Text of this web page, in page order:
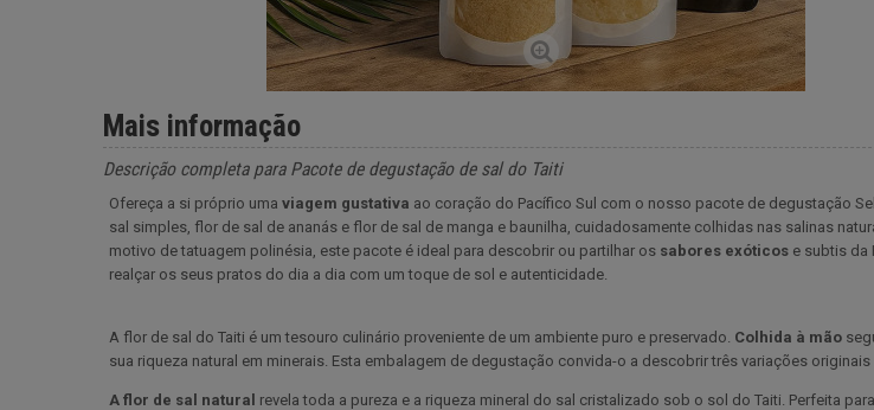
Mais informação
Descrição completa para Pacote de degustação de sal do Taiti
Ofereça a si próprio uma viagem gustativa ao coração do Pacífico Sul com o nosso pacote de degustação
sal simples, flor de sal de ananás e flor de sal de manga e baunilha, cuidadosamente colhidas nas salinas
motivo de tatuagem polinésia, este pacote é ideal para descobrir ou partilhar os sabores exóticos e subtis da
realçar os seus pratos do dia a dia com um toque de sol e autenticidade.
A flor de sal do Taiti é um tesouro culinário proveniente de um ambiente puro e preservado. Colhida à mão
sua riqueza natural em minerais. Esta embalagem de degustação convida-o a descobrir três variações originais
A flor de sal natural revela toda a pureza e a riqueza mineral do sal cristalizado sob o sol do Taiti. Perfeita